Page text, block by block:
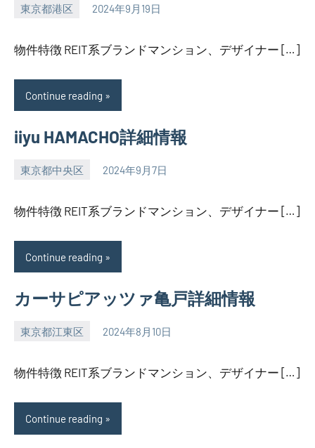
東京都港区 2024年9月19日
SEZIMO
物件特徴 REIT系ブランドマンション、デザイナー […]
Continue reading
iiyu HAMACHO詳細情報
東京都中央区 2024年9月7日
SEZIMO
物件特徴 REIT系ブランドマンション、デザイナー […]
Continue reading
カーサピアッツァ亀戸詳細情報
東京都江東区 2024年8月10日
SEZIMO
物件特徴 REIT系ブランドマンション、デザイナー […]
Continue reading